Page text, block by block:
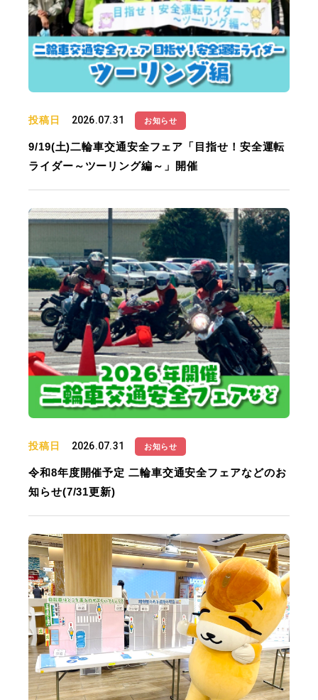
投稿日 2026.07.31 お知らせ
9/19(土)二輪車交通安全フェア「目指せ！安全運転
ライダー～ツーリング編～」開催
投稿日 2026.07.31 お知らせ
令和8年度開催予定 二輪車交通安全フェアなどのお
知らせ(7/31更新)